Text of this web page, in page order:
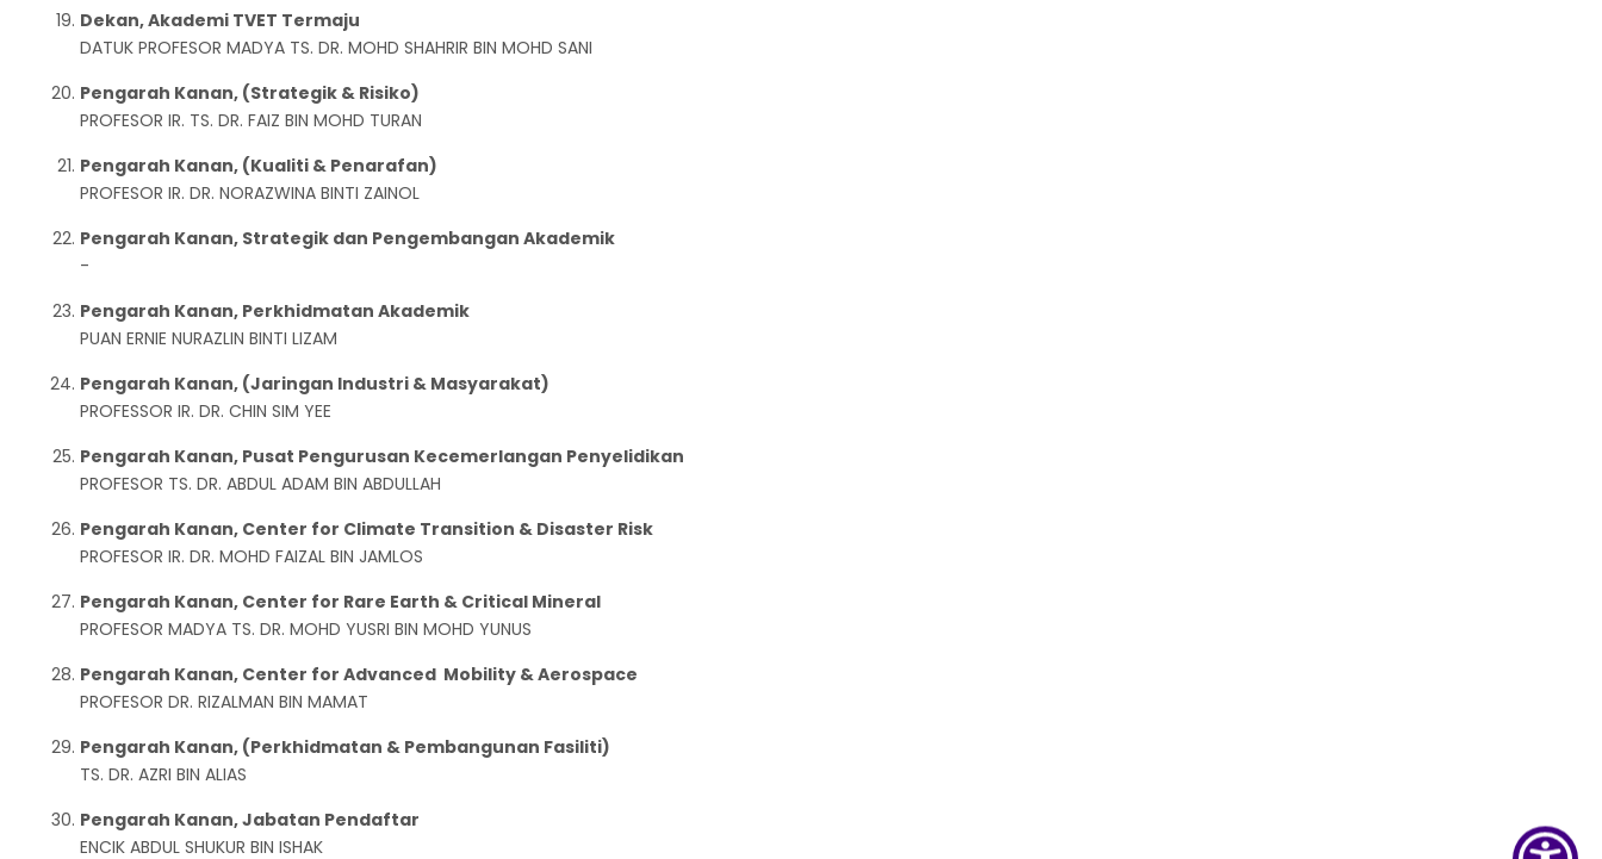
Dekan, Akademi TVET Termaju
DATUK PROFESOR MADYA TS. DR. MOHD SHAHRIR BIN MOHD SANI
Pengarah Kanan, (Strategik & Risiko)
PROFESOR IR. TS. DR. FAIZ BIN MOHD TURAN
Pengarah Kanan, (Kualiti & Penarafan)
PROFESOR IR. DR. NORAZWINA BINTI ZAINOL
Pengarah Kanan, Strategik dan Pengembangan Akademik
-
Pengarah Kanan, Perkhidmatan Akademik
PUAN ERNIE NURAZLIN BINTI LIZAM
Pengarah Kanan, (Jaringan Industri & Masyarakat)
PROFESSOR IR. DR. CHIN SIM YEE
Pengarah Kanan, Pusat Pengurusan Kecemerlangan Penyelidikan
PROFESOR TS. DR. ABDUL ADAM BIN ABDULLAH
Pengarah Kanan, Center for Climate Transition & Disaster Risk
PROFESOR IR. DR. MOHD FAIZAL BIN JAMLOS
Pengarah Kanan, Center for Rare Earth & Critical Mineral
PROFESOR MADYA TS. DR. MOHD YUSRI BIN MOHD YUNUS
Pengarah Kanan, Center for Advanced Mobility & Aerospace
PROFESOR DR. RIZALMAN BIN MAMAT
Pengarah Kanan, (Perkhidmatan & Pembangunan Fasiliti)
TS. DR. AZRI BIN ALIAS
Pengarah Kanan, Jabatan Pendaftar
ENCIK ABDUL SHUKUR BIN ISHAK